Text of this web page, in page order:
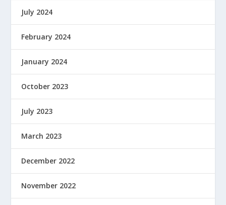
July 2024
February 2024
January 2024
October 2023
July 2023
March 2023
December 2022
November 2022